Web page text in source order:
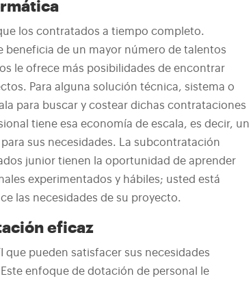
los contratados a tiempo completo.
beneficia de un mayor número de talentos
le ofrece más posibilidades de encontrar
Para alguna solución técnica, sistema o
para buscar y costear dichas contrataciones
tiene esa economía de escala, es decir, un
sus necesidades.
La subcontratación
junior tienen la oportunidad de aprender
experimentados y hábiles; usted está
las necesidades de su proyecto.
eficaz
que pueden satisfacer sus necesidades
enfoque de dotación de personal le